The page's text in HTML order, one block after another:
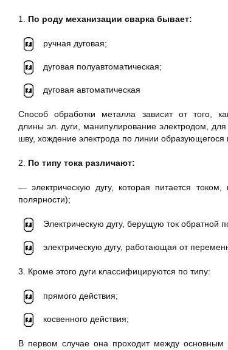
1. По роду механизации сварка бывает:
ручная дуговая;
дуговая полуавтоматическая;
дуговая автоматическая
Способ обработки металла зависит от того,
длины эл. дуги, манипулирование электродом,
шву, хождение электрода по линии
2. По типу тока различают:
— электрическую дугу, которая питается
полярности);
Электрическую дугу, берущую ток обратной
электрическую дугу, работающая от
3. Кроме этого дуги классифицируются по типу:
прямого действия;
косвенного действия;
В первом случае она проходит между основным